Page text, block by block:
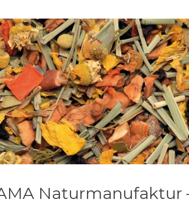
Naturmanufaktur